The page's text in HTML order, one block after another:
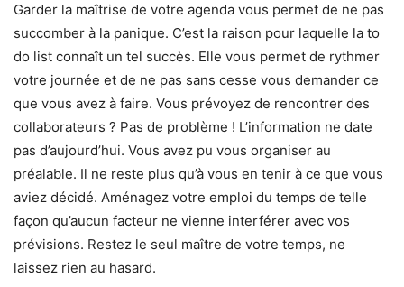
Garder la maîtrise de votre agenda vous permet de ne pas
succomber à la panique. C’est la raison pour laquelle la to
do list connaît un tel succès. Elle vous permet de rythmer
votre journée et de ne pas sans cesse vous demander ce
que vous avez à faire. Vous prévoyez de rencontrer des
collaborateurs ? Pas de problème ! L’information ne date
pas d’aujourd’hui. Vous avez pu vous organiser au
préalable. Il ne reste plus qu’à vous en tenir à ce que vous
aviez décidé. Aménagez votre emploi du temps de telle
façon qu’aucun facteur ne vienne interférer avec vos
prévisions. Restez le seul maître de votre temps, ne
laissez rien au hasard.